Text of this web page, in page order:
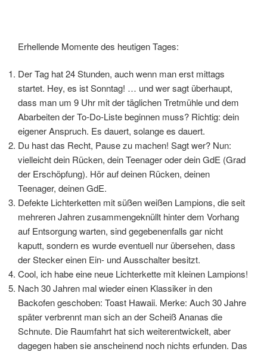
Erhellende Momente des heutigen Tages:
Der Tag hat 24 Stunden, auch wenn man erst mittags
startet. Hey, es ist Sonntag! … und wer sagt überhaupt,
dass man um 9 Uhr mit der täglichen Tretmühle und dem
Abarbeiten der To-Do-Liste beginnen muss? Richtig: dein
eigener Anspruch. Es dauert, solange es dauert.
Du hast das Recht, Pause zu machen! Sagt wer? Nun:
vielleicht dein Rücken, dein Teenager oder dein GdE (Grad
der Erschöpfung). Hör auf deinen Rücken, deinen
Teenager, deinen GdE.
Defekte Lichterketten mit süßen weißen Lampions, die seit
mehreren Jahren zusammengeknüllt hinter dem Vorhang
auf Entsorgung warten, sind gegebenenfalls gar nicht
kaputt, sondern es wurde eventuell nur übersehen, dass
der Stecker einen Ein- und Ausschalter besitzt.
Cool, ich habe eine neue Lichterkette mit kleinen Lampions!
Nach 30 Jahren mal wieder einen Klassiker in den
Backofen geschoben: Toast Hawaii. Merke: Auch 30 Jahre
später verbrennt man sich an der Scheiß Ananas die
Schnute. Die Raumfahrt hat sich weiterentwickelt, aber
dagegen haben sie anscheinend noch nichts erfunden. Das